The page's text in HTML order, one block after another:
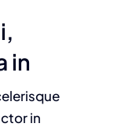
in
in